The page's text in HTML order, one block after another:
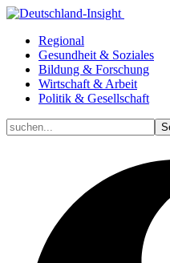
Regional
Gesundheit & Soziales
Bildung & Forschung
Wirtschaft & Arbeit
Politik & Gesellschaft